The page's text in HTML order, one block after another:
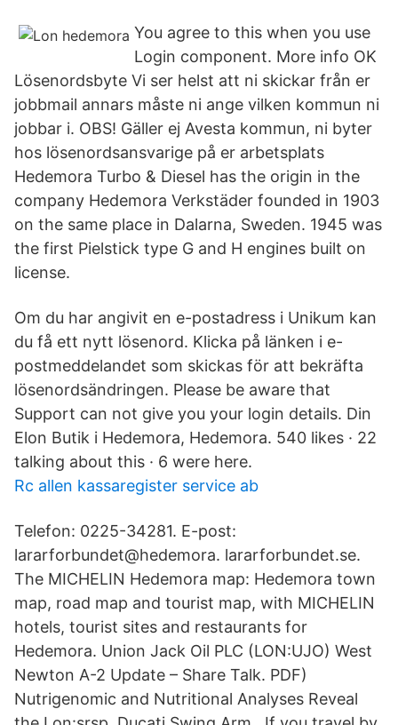
You agree to this when you use
Login component. More info OK
Lösenordsbyte Vi ser helst att ni skickar från er
jobbmail annars måste ni ange vilken kommun ni
jobbar i. OBS! Gäller ej Avesta kommun, ni byter
hos lösenordsansvarige på er arbetsplats
Hedemora Turbo & Diesel has the origin in the
company Hedemora Verkstäder founded in 1903
on the same place in Dalarna, Sweden. 1945 was
the first Pielstick type G and H engines built on
license.
Om du har angivit en e-postadress i Unikum kan
du få ett nytt lösenord. Klicka på länken i e-
postmeddelandet som skickas för att bekräfta
lösenordsändringen. Please be aware that
Support can not give you your login details. Din
Elon Butik i Hedemora, Hedemora. 540 likes · 22
talking about this · 6 were here.
Rc allen kassaregister service ab
Telefon: 0225-34281. E-post:
lararforbundet@hedemora. lararforbundet.se.
The MICHELIN Hedemora map: Hedemora town
map, road map and tourist map, with MICHELIN
hotels, tourist sites and restaurants for
Hedemora. Union Jack Oil PLC (LON:UJO) West
Newton A-2 Update – Share Talk. PDF)
Nutrigenomic and Nutritional Analyses Reveal